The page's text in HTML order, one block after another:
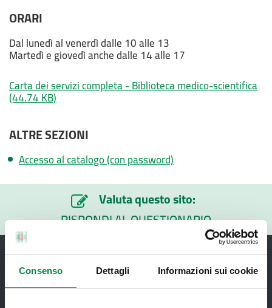
Consenso Dettagli Informazioni sui cookie
ORARI
Dal lunedì al venerdì dalle 10 alle 13
Martedì e giovedì anche dalle 14 alle 17
Carta dei servizi completa - Biblioteca medico-scientifica
(44.74 KB)
ALTRE SEZIONI
Accesso al catalogo (con password)
Valuta questo sito:
RISPONDI AL QUESTIONARIO